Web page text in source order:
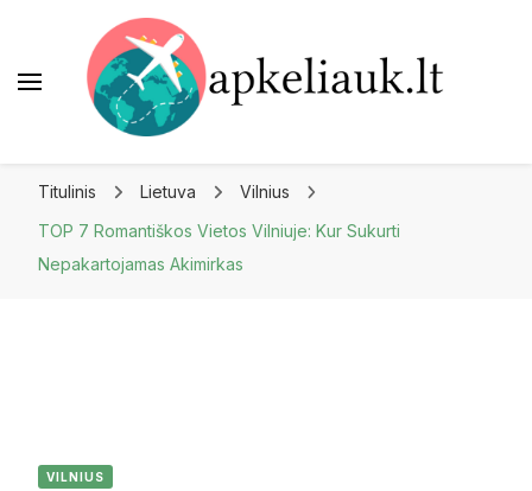
Titulinis Lietuva
Vilnius
TOP 7 Romantiškos Vietos Vilniuje: Kur Sukurti
Nepakartojamas Akimirkas
VILNIUS